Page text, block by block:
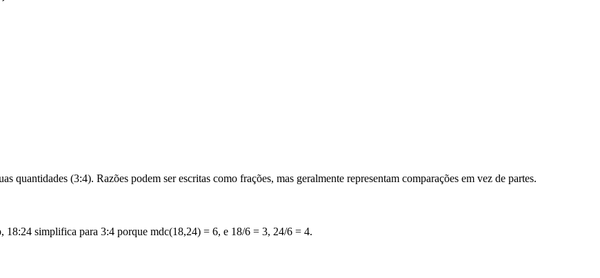
quantidades (3:4). Razões podem ser escritas como frações, mas geralmente representam comparações em vez de partes.
simplifica para 3:4 porque mdc(18,24) = 6, e 18/6 = 3, 24/6 = 4.